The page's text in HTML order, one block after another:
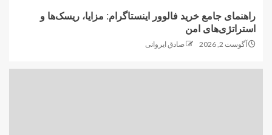
راهنمای جامع خرید فالوور اینستاگرام: مزایا، ریسک‌ها و
استراتژی‌های امن
آگوست 2, 2026 صادق ایروانی